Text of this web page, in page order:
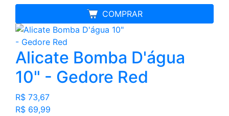
COMPRAR
MELHOR PREÇO
Alicate Bomba D'água
10" - Gedore Red
R$ 73,67
R$ 69,99